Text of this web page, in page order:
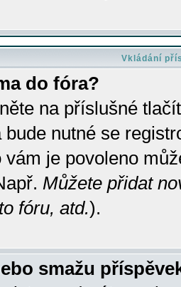
Vkládání
do fóra?
na příslušné
nutné se
vám je povoleno
Můžete přidat
fóru, atd.).
smažu